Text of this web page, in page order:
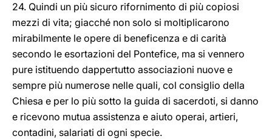
24. Quindi un più sicuro rifornimento di più copiosi
mezzi di vita; giacché non solo si moltiplicarono
mirabilmente le opere di beneficenza e di carità
secondo le esortazioni del Pontefice, ma si vennero
pure istituendo dappertutto associazioni nuove e
sempre più numerose nelle quali, col consiglio della
Chiesa e per lo più sotto la guida di sacerdoti, si danno
e ricevono mutua assistenza e aiuto operai, artieri,
contadini, salariati di ogni specie.